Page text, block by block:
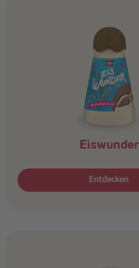
Eiswunder
Entdecken